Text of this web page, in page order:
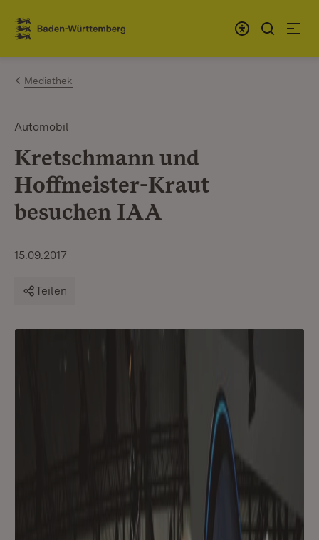
Zum Inhalt springen
Link zur Startseite
Mediathek
Automobil
Kretschmann und
Hoffmeister-Kraut
besuchen IAA
15.09.2017
Teilen